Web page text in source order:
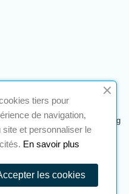
vorbehalten. Eine Realisierung
Meinung des Unternehmens
um es zu überprüfen.
tiers pour
de navigation,
et personnaliser le
En savoir plus
les cookies